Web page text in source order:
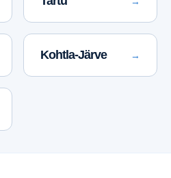
Kohtla-Järve →